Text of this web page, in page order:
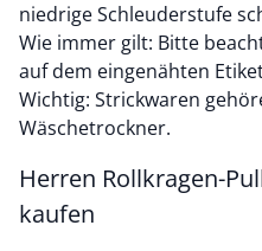
niedrige Schleuderstufe
Wie immer gilt: Bitte
auf dem eingenähten
Wichtig: Strickwaren
Wäschetrockner.
Herren Rollkragen-
kaufen